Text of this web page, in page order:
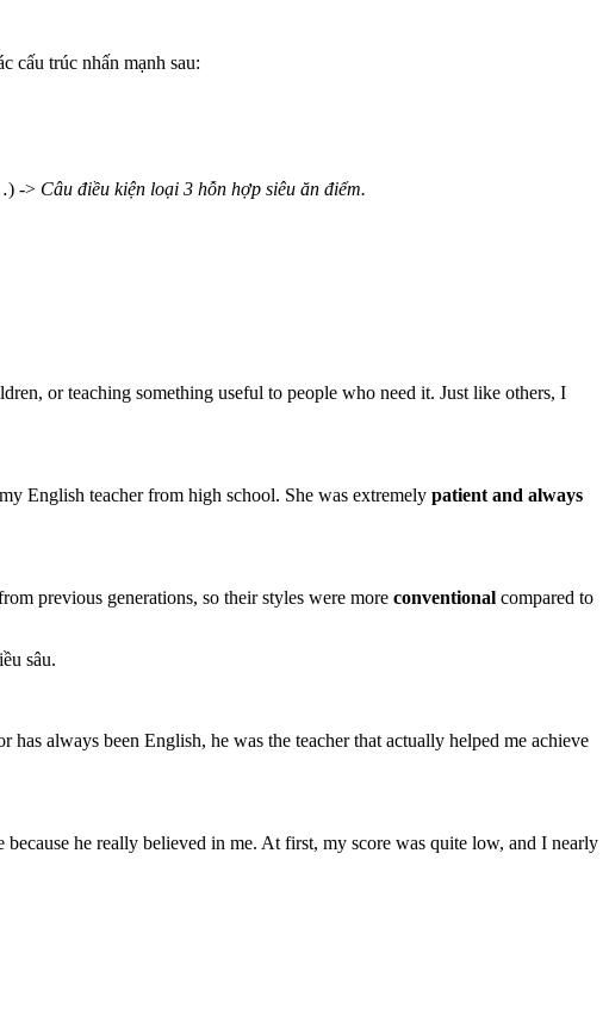
cấu trúc nhấn mạnh sau:
-> Câu điều kiện loại 3 hỗn hợp siêu ăn điểm.
or teaching something useful to people who need it. Just like others, I
English teacher from high school. She was extremely patient and always
previous generations, so their styles were more conventional compared to
sâu.
always been English, he was the teacher that actually helped me achieve
he really believed in me. At first, my score was quite low, and I nearly